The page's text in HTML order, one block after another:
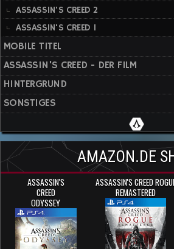
ASSASSIN'S CREED 2
ASSASSIN'S CREED 1
MOBILE TITEL
ASSASSIN'S CREED - DER FILM
HINTERGRUND
SONSTIGES
AMAZON.DE
ASSASSIN'S
CREED
ODYSSEY
ASSASSIN'S CREED
REMASTERED